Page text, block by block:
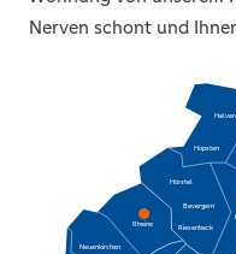
Nerven schont und
Hörstel
Hopsten
Bevergern
Riesenbeck
Rheine
Neuenkirchen